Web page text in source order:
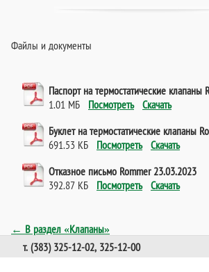
Файлы и документы
Паспорт на термостатические клапаны
1.01 МБ Посмотреть Скачать
Буклет на термостатические клапаны
691.53 КБ Посмотреть Скачать
Отказное письмо Rommer 23.03.2023
392.87 КБ Посмотреть Скачать
← В раздел «Клапаны»
т. (383) 325-12-02, 325-12-00